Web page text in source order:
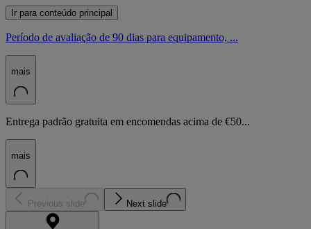
Ir para conteúdo principal
Período de avaliação de 90 dias para equipamento, ...
mais
Entrega padrão gratuita em encomendas acima de €50...
mais
Previous slide Next slide